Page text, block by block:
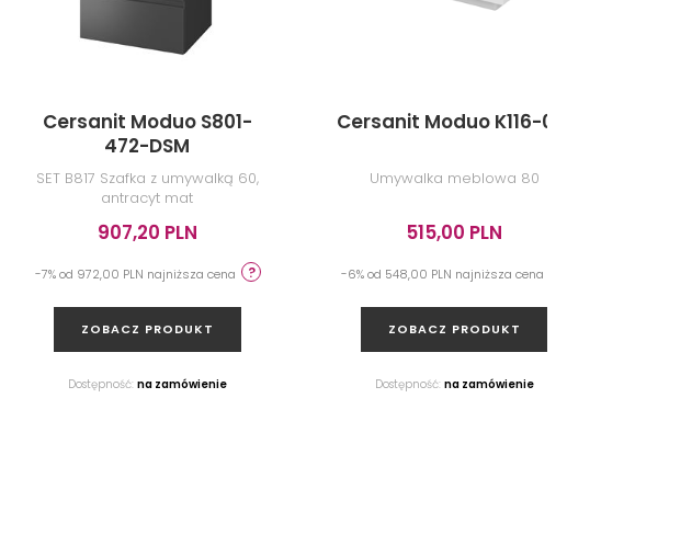
Cersanit Moduo S801-
472-DSM
SET B817 Szafka z umywalką 60,
antracyt mat
907,20 PLN
-7% od 972,00 PLN najniższa cena
ZOBACZ PRODUKT
Dostępność: na zamówienie
Cersanit Moduo K116-013
Umywalka meblowa 80
515,00 PLN
-6% od 548,00 PLN najniższa cena
ZOBACZ PRODUKT
Dostępność: na zamówienie